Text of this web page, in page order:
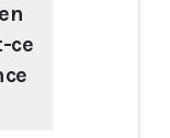
ce